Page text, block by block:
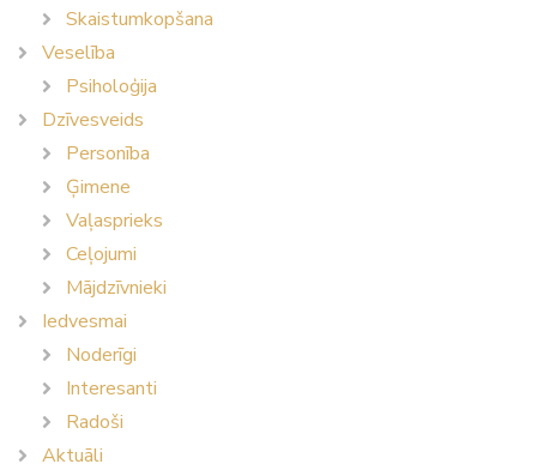
Skaistumkopšana
Veselība
Psiholoģija
Dzīvesveids
Personība
Ģimene
Vaļasprieks
Ceļojumi
Mājdzīvnieki
Iedvesmai
Noderīgi
Interesanti
Radoši
Aktuāli